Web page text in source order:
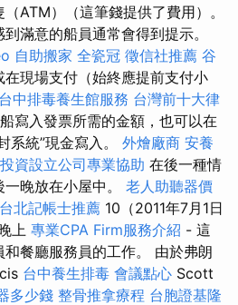
ATM）（這筆錢提供了費用）。
滿意的船員通常會得到提示。
自助搬家 全瓷冠 徵信社推薦 谷
現場支付（始終應提前支付小
台中排毒養生館服務 台灣前十大律
寫入發票所需的金額，也可以在
系統”現金寫入。 外燴廠商 安養
資設立公司專業協助 在後一種情
晚放在小屋中。 老人助聽器價
台北記帳士推薦 10（2011年7月1日
上 專業CPA Firm服務介紹 - 這
餐廳服務員的工作。 由於弗朗
台中養生排毒 會議點心 Scott
多少錢 整骨推拿療程 台胞證基隆